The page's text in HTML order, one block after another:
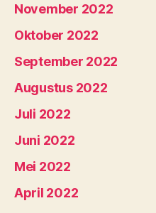
November 2022
Oktober 2022
September 2022
Augustus 2022
Juli 2022
Juni 2022
Mei 2022
April 2022